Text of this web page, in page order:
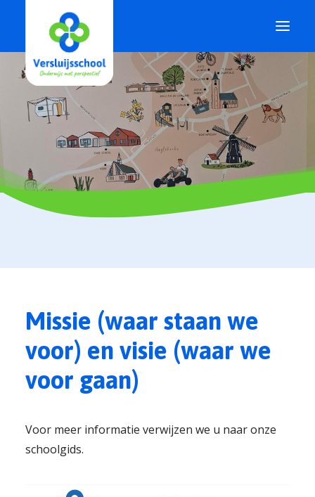
Voor ouders
Voor leerlingen
Missie (waar staan we
voor) en visie (waar we
voor gaan)
Voor meer informatie verwijzen we u naar onze
schoolgids.